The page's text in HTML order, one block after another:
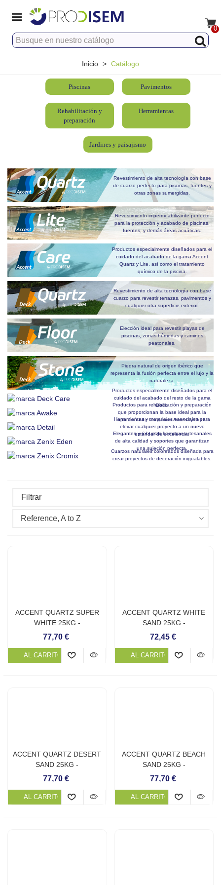
0
Inicio > Catálogo
Piscinas Pavimentos
Rehabilitación y
preparación
Herramientas
Jardines y paisajismo
Revestimiento de alta tecnología con base
de cuarzo perfecto para piscinas, fuentes y
otras zonas sumergidas.
Revestimiento impermeabilizante perfecto
para la protección y acabado de piscinas,
fuentes, y demás áreas acuáticas.
Productos especialmente diseñados para el
cuidado del acabado de la gama Accent
Quartz y Lite, así como el tratamiento
químico de la piscina.
Revestimiento de alta tecnología con base
cuarzo para revestir terrazas, pavimentos y
cualquier otra superficie exterior.
Elección ideal para revestir playas de
piscinas, zonas húmedas y caminos
peatonales.
Piedra natural de origen ibérico que
representa la fusión perfecta entre el lujo y la
naturaleza.
Productos especialmente diseñados para el
cuidado del acabado del resto de la gama
Deck.
Productos para rehabilitación y preparación
que proporcionan la base ideal para la
aplicación de las gamas Accent y Deck.
Herramientas y materiales esenciales para
elevar cualquier proyecto a un nuevo
estándar de excelencia.
Elegantes y robustas hamacas artesanales
de alta calidad y soportes que garantizan
una sujeción perfecta.
Cuarzos naturales coloreados diseñada para
crear proyectos de decoración inigualables.
Filtrar
Reference, A to Z
ACCENT QUARTZ SUPER
WHITE 25KG -
REVESTIMIENTO
77,70 €
AL CARRITO
ACCENT QUARTZ WHITE
SAND 25KG -
REVESTIMIENTO
72,45 €
AL CARRITO
ACCENT QUARTZ DESERT
SAND 25KG -
REVESTIMIENTO
77,70 €
AL CARRITO
ACCENT QUARTZ BEACH
SAND 25KG -
REVESTIMIENTO
77,70 €
AL CARRITO